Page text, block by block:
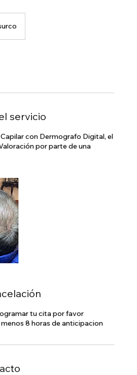
servicio
con Dermografo Digital, el
por parte de una
tu cita por favor
8 horas de anticipacion